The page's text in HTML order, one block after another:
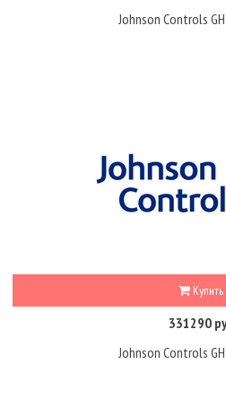
Johnson Controls
Купить
331290
Johnson Controls